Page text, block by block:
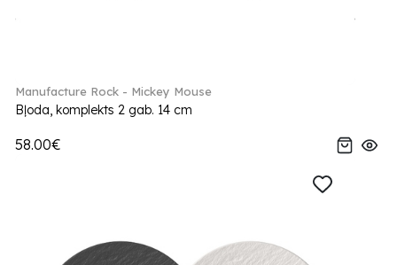
Manufacture Rock - Mickey Mouse
Bļoda, komplekts 2 gab. 14 cm
58.00€